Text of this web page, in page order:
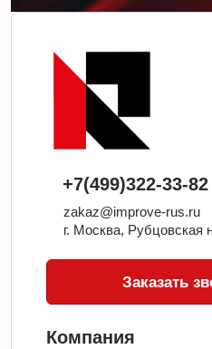
+7(499)322-33-82
zakaz@improve-rus.ru
г. Москва, Рубцовская
Заказать
Компания